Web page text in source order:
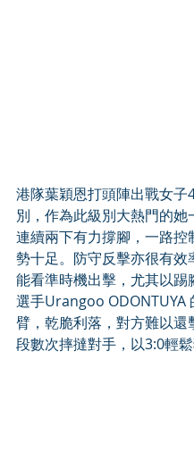
港隊葉穎恩打頭陣出戰女子
別，作為此級別大熱門的她
連續兩下有力撐腳，一路控
勢十足。防守反擊亦很有效
能看準時機出擊，尤其以踢
選手Urangoo ODONTUYA
臂，乾脆利落，對方難以還
段數次摔撻對手，以3:0輕鬆